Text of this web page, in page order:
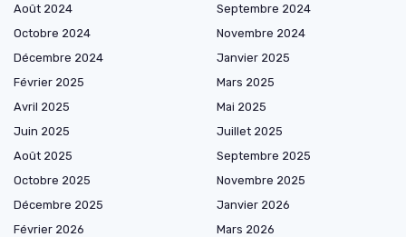
Août 2024
Septembre 2024
Octobre 2024
Novembre 2024
Décembre 2024
Janvier 2025
Février 2025
Mars 2025
Avril 2025
Mai 2025
Juin 2025
Juillet 2025
Août 2025
Septembre 2025
Octobre 2025
Novembre 2025
Décembre 2025
Janvier 2026
Février 2026
Mars 2026